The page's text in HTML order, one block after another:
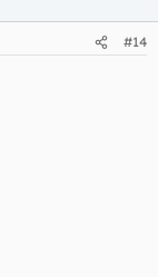
#14